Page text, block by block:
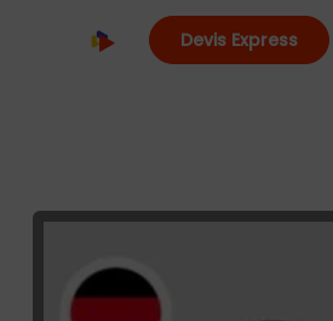
Devis Express